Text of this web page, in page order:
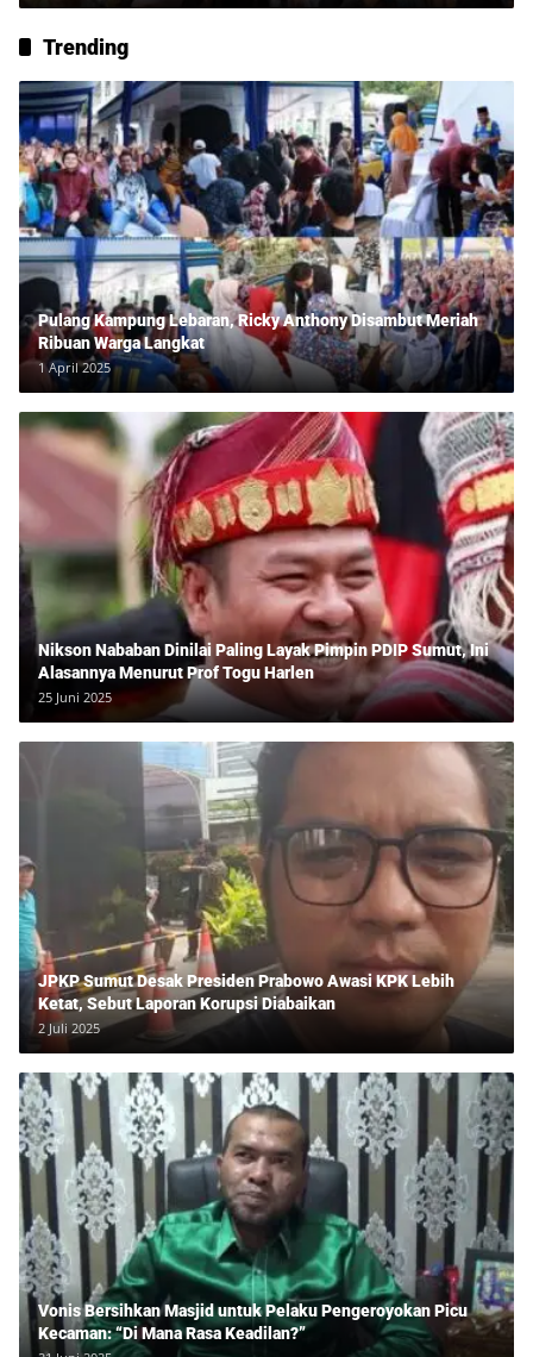
Trending
Pulang Kampung Lebaran, Ricky Anthony Disambut Meriah
Ribuan Warga Langkat
1 April 2025
Nikson Nababan Dinilai Paling Layak Pimpin PDIP Sumut, Ini
Alasannya Menurut Prof Togu Harlen
25 Juni 2025
JPKP Sumut Desak Presiden Prabowo Awasi KPK Lebih
Ketat, Sebut Laporan Korupsi Diabaikan
2 Juli 2025
Vonis Bersihkan Masjid untuk Pelaku Pengeroyokan Picu
Kecaman: “Di Mana Rasa Keadilan?”